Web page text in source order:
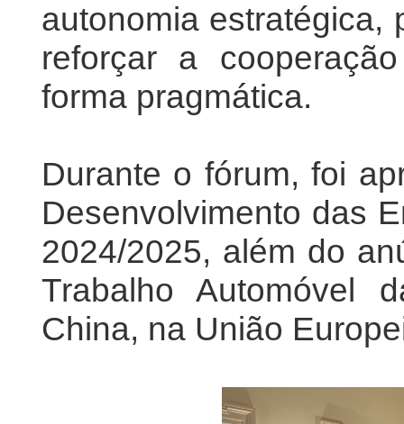
autonomia estratégica,
reforçar a
forma pragmática.
Durante o fórum, foi
Desenvolvimento das
2024/2025, além do
Trabalho Automóvel
China, na União